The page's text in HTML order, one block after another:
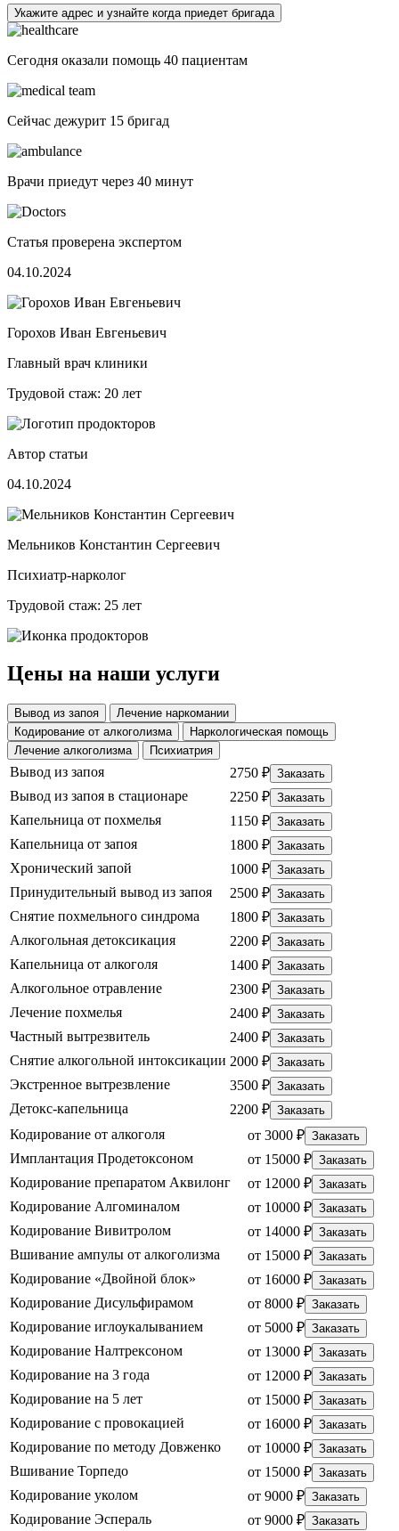
Укажите адрес и узнайте когда приедет бригада
Сегодня оказали помощь 40 пациентам
Сейчас дежурит 15 бригад
Врачи приедут через 40 минут
Статья проверена экспертом
04.10.2024
Горохов Иван Евгеньевич
Главный врач клиники
Трудовой стаж: 20 лет
Автор статьи
04.10.2024
Мельников Константин Сергеевич
Психиатр-нарколог
Трудовой стаж: 25 лет
Цены на наши услуги
Вывод из запоя
Лечение наркомании
Кодирование от алкоголизма
Наркологическая помощь
Лечение алкоголизма
Психиатрия
Вывод из запоя 2750 ₽ Заказать
Вывод из запоя в стационаре 2250 ₽ Заказать
Капельница от похмелья 1150 ₽ Заказать
Капельница от запоя 1800 ₽ Заказать
Хронический запой 1000 ₽ Заказать
Принудительный вывод из запоя 2500 ₽ Заказать
Снятие похмельного синдрома 1800 ₽ Заказать
Алкогольная детоксикация 2200 ₽ Заказать
Капельница от алкоголя 1400 ₽ Заказать
Алкогольное отравление 2300 ₽ Заказать
Лечение похмелья 2400 ₽ Заказать
Частный вытрезвитель 2400 ₽ Заказать
Снятие алкогольной интоксикации 2000 ₽ Заказать
Экстренное вытрезвление 3500 ₽ Заказать
Детокс-капельница 2200 ₽ Заказать
Кодирование от алкоголя от 3000 ₽ Заказать
Имплантация Продетоксоном от 15000 ₽ Заказать
Кодирование препаратом Аквилонг от 12000 ₽ Заказать
Кодирование Алгоминалом от 10000 ₽ Заказать
Кодирование Вивитролом от 14000 ₽ Заказать
Вшивание ампулы от алкоголизма от 15000 ₽ Заказать
Кодирование «Двойной блок» от 16000 ₽ Заказать
Кодирование Дисульфирамом от 8000 ₽ Заказать
Кодирование иглоукалыванием от 5000 ₽ Заказать
Кодирование Налтрексоном от 13000 ₽ Заказать
Кодирование на 3 года от 12000 ₽ Заказать
Кодирование на 5 лет от 15000 ₽ Заказать
Кодирование с провокацией от 16000 ₽ Заказать
Кодирование по методу Довженко от 10000 ₽ Заказать
Вшивание Торпедо от 15000 ₽ Заказать
Кодирование уколом от 9000 ₽ Заказать
Кодирование Эспераль от 9000 ₽ Заказать